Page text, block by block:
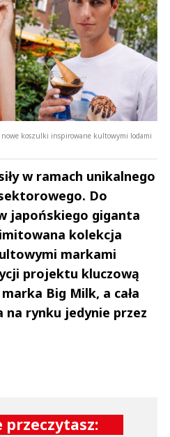
koszulki inspirowane kultowymi lodami
w ramach unikalnego
Do
japońskiego giganta
kolekcja
markami
projektu kluczową
Big Milk, a cała
na rynku jedynie przez